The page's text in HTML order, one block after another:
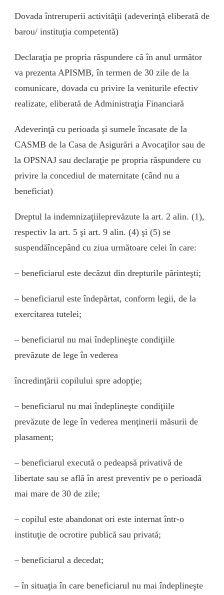
Dovada întreruperii activităţii (adeverinţă eliberată de
barou/ instituţia competentă)
Declaraţia pe propria răspundere că în anul următor
va prezenta APISMB, în termen de 30 zile de la
comunicare, dovada cu privire la veniturile efectiv
realizate, eliberată de Administraţia Financiară
Adeverinţă cu perioada şi sumele încasate de la
CASMB de la Casa de Asigurări a Avocaţilor sau de
la OPSNAJ sau declaraţie pe propria răspundere cu
privire la concediul de maternitate (când nu a
beneficiat)
Dreptul la indemnizaţiileprevăzute la art. 2 alin. (1),
respectiv la art. 5 şi art. 9 alin. (4) şi (5) se
suspendăîncepând cu ziua următoare celei în care:
– beneficiarul este decăzut din drepturile părinteşti;
– beneficiarul este îndepărtat, conform legii, de la
exercitarea tutelei;
– beneficiarul nu mai îndeplineşte condiţiile
prevăzute de lege în vederea
încredinţării copilului spre adopţie;
– beneficiarul nu mai îndeplineşte condiţiile
prevăzute de lege în vederea menţinerii măsurii de
plasament;
– beneficiarul execută o pedeapsă privativă de
libertate sau se află în arest preventiv pe o perioadă
mai mare de 30 de zile;
– copilul este abandonat ori este internat într-o
instituţie de ocrotire publică sau privată;
– beneficiarul a decedat;
– în situaţia în care beneficiarul nu mai îndeplineşte